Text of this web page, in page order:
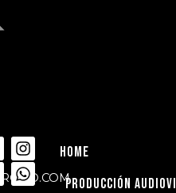
HOME
PRODUCCIÓN